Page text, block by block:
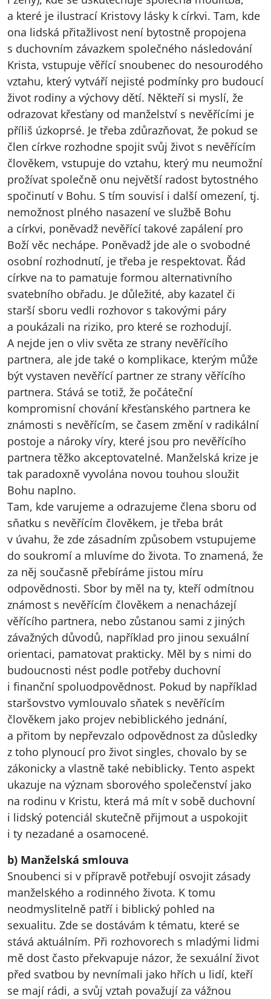
a které je ilustrací Kristovy lásky k církvi. Tam, kde
ona lidská přitažlivost není bytostně propojena
s duchovním závazkem společného následování
Krista, vstupuje věřící snoubenec do nesourodého
vztahu, který vytváří nejisté podmínky pro budoucí
život rodiny a výchovy dětí. Někteří si myslí, že
odrazovat křesťany od manželství s nevěřícími je
příliš úzkoprsé. Je třeba zdůrazňovat, že pokud se
člen církve rozhodne spojit svůj život s nevěřícím
člověkem, vstupuje do vztahu, který mu neumožní
prožívat společně onu největší radost bytostného
spočinutí v Bohu. S tím souvisí i další omezení, tj.
nemožnost plného nasazení ve službě Bohu
a církvi, poněvadž nevěřící takové zapálení pro
Boží věc nechápe. Poněvadž jde ale o svobodné
osobní rozhodnutí, je třeba je respektovat. Řád
církve na to pamatuje formou alternativního
svatebního obřadu. Je důležité, aby kazatel či
starší sboru vedli rozhovor s takovými páry
a poukázali na riziko, pro které se rozhodují.
A nejde jen o vliv světa ze strany nevěřícího
partnera, ale jde také o komplikace, kterým může
být vystaven nevěřící partner ze strany věřícího
partnera. Stává se totiž, že počáteční
kompromisní chování křesťanského partnera ke
známosti s nevěřícím, se časem změní v radikální
postoje a nároky víry, které jsou pro nevěřícího
partnera těžko akceptovatelné. Manželská krize je
tak paradoxně vyvolána novou touhou sloužit
Bohu naplno.
Tam, kde varujeme a odrazujeme člena sboru od
sňatku s nevěřícím člověkem, je třeba brát
v úvahu, že zde zásadním způsobem vstupujeme
do soukromí a mluvíme do života. To znamená, že
za něj současně přebíráme jistou míru
odpovědnosti. Sbor by měl na ty, kteří odmítnou
známost s nevěřícím člověkem a nenacházejí
věřícího partnera, nebo zůstanou sami z jiných
závažných důvodů, například pro jinou sexuální
orientaci, pamatovat prakticky. Měl by s nimi do
budoucnosti nést podle potřeby duchovní
i finanční spoluodpovědnost. Pokud by například
staršovstvo vymlouvalo sňatek s nevěřícím
člověkem jako projev nebiblického jednání,
a přitom by nepřevzalo odpovědnost za důsledky
z toho plynoucí pro život singles, chovalo by se
zákonicky a vlastně také nebiblicky. Tento aspekt
ukazuje na význam sborového společenství jako
na rodinu v Kristu, která má mít v sobě duchovní
i lidský potenciál skutečně přijmout a uspokojit
i ty nezadané a osamocené.
b) Manželská smlouva
Snoubenci si v přípravě potřebují osvojit zásady
manželského a rodinného života. K tomu
neodmyslitelně patří i biblický pohled na
sexualitu. Zde se dostávám k tématu, které se
stává aktuálním. Při rozhovorech s mladými lidmi
mě dost často překvapuje názor, že sexuální život
před svatbou by nevnímali jako hřích u lidí, kteří
se mají rádi, a svůj vztah považují za vážnou